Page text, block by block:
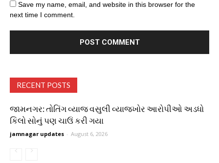
Save my name, email, and website in this browser for the
next time I comment.
RECENT POSTS
જામનગર: તોતિંગ વ્યાજ વસુલી વ્યાજખોર આરોપીઓ અડધો
કિલો સોનું પણ ચાઉં કરી ગયા
jamnagar updates - August 6, 2026